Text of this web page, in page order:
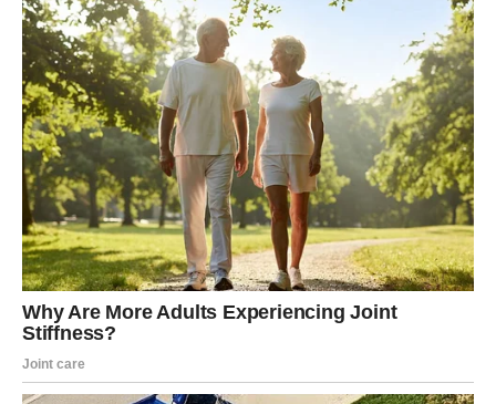
Sve što vam treba su najlonske čarape, ljuske luka i začinsko
bilje za zabijanje jaja. Procedura je vrlo jednostavna. Ako
nemate kolekciju ljuski luka za potrebe Velikog petka, luk
uvijek možete kupiti na obližnjoj pijaci. Kako biste što
preciznije zalijepili biljku za jaje, možete je prethodno malo
navlažiti vodom.